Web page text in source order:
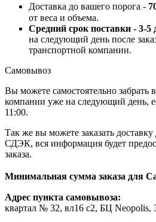
Доставка до вашего порога -
от веса и объема.
Средний срок поставки - 3-5
на следующий день после
транспортной компании.
Самовывоз
Вы можете самостоятельно забрать
компании уже на следующий день,
11:00.
Так же вы можете заказать
СДЭК, вся информация будет
заказа.
Минимальная сумма заказа для
Адрес пункта самовывоза:
квартал № 32, вл16 с2, БЦ Neopolis,